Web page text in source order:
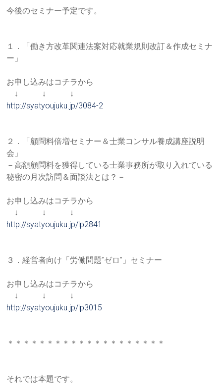
今後のセミナー予定です。
１．「働き方改革関連法案対応就業規則改訂＆作成セミナ
ー」
お申し込みはコチラから
↓ ↓ ↓
http://syatyoujuku.jp/3084-2
２．「顧問料倍増セミナー＆士業コンサル養成講座説明
会」
－高額顧問料を獲得している士業事務所が取り入れている
秘密の月 次訪問＆面談法とは？－
お申し込みはコチラから
↓ ↓ ↓
http://syatyoujuku.jp/lp2841
３．経営者向け「労働問題”ゼロ”」セミナー
お申し込みはコチラから
↓ ↓ ↓
http://syatyoujuku.jp/lp3015
＊＊＊＊＊＊＊＊＊＊＊＊＊＊＊＊＊＊＊＊
それでは本題です。